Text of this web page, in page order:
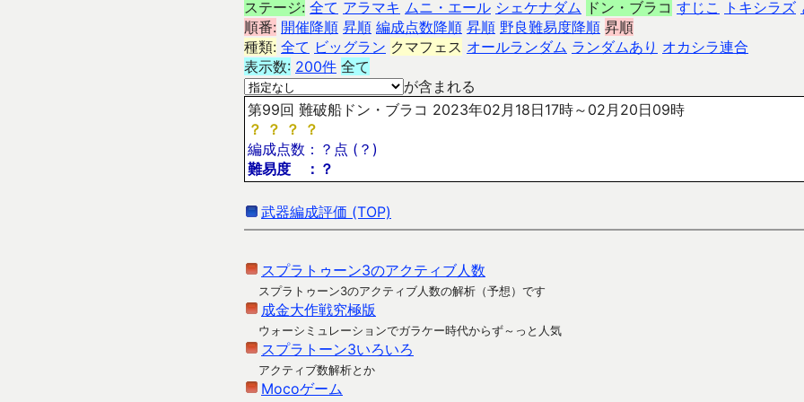
ステージ: 全て アラマキ ムニ・エール シェケナダム ドン・ブラコ すじこ トキシラズ
順番: 開催降順 昇順 編成点数降順 昇順 野良難易度降順 昇順
種類: 全て ビッグラン クマフェス オールランダム ランダムあり オカシラ連合
表示数: 200件 全て
が含まれる
第99回 難破船ドン・ブラコ 2023年02月18日17時～02月20日09時
？ ？ ？ ？
編成点数：？点 (？)
難易度 ：？
武器編成評価 (TOP)
スプラトゥーン3のアクティブ人数
スプラトゥーン3のアクティブ人数の解析（予想）です
成金大作戦究極版
ウォーシミュレーションでガラケー時代からず～っと人気
スプラトーン3いろいろ
アクティブ数解析とか
Mocoゲーム